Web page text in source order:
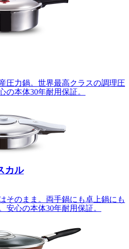
圧力鍋。世界最高クラスの調理圧
の本体30年耐用保証。
カル
そのまま。両手鍋にも卓上鍋にも
安心の本体30年耐用保証。